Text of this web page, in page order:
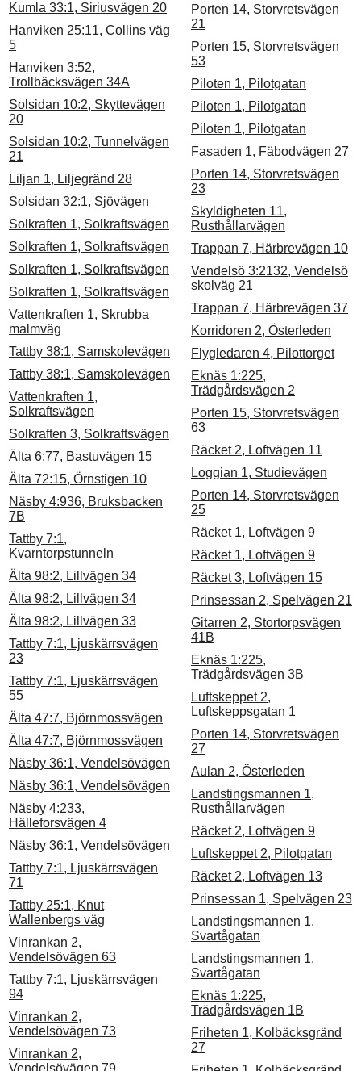
Kumla 33:1, Siriusvägen 20
Hanviken 25:11, Collins väg
5
Hanviken 3:52,
Trollbäcksvägen 34A
Solsidan 10:2, Skyttevägen
20
Solsidan 10:2, Tunnelvägen
21
Liljan 1, Liljegränd 28
Solsidan 32:1, Sjövägen
Solkraften 1, Solkraftsvägen
Solkraften 1, Solkraftsvägen
Solkraften 1, Solkraftsvägen
Solkraften 1, Solkraftsvägen
Vattenkraften 1, Skrubba
malmväg
Tattby 38:1, Samskolevägen
Tattby 38:1, Samskolevägen
Vattenkraften 1,
Solkraftsvägen
Solkraften 3, Solkraftsvägen
Älta 6:77, Bastuvägen 15
Älta 72:15, Örnstigen 10
Näsby 4:936, Bruksbacken
7B
Tattby 7:1,
Kvarntorpstunneln
Älta 98:2, Lillvägen 34
Älta 98:2, Lillvägen 34
Älta 98:2, Lillvägen 33
Tattby 7:1, Ljuskärrsvägen
23
Tattby 7:1, Ljuskärrsvägen
55
Älta 47:7, Björnmossvägen
Älta 47:7, Björnmossvägen
Näsby 36:1, Vendelsövägen
Näsby 36:1, Vendelsövägen
Näsby 4:233,
Hälleforsvägen 4
Näsby 36:1, Vendelsövägen
Tattby 7:1, Ljuskärrsvägen
71
Tattby 25:1, Knut
Wallenbergs väg
Vinrankan 2,
Vendelsövägen 63
Tattby 7:1, Ljuskärrsvägen
94
Vinrankan 2,
Vendelsövägen 73
Vinrankan 2,
Porten 14, Storvretsvägen
21
Porten 15, Storvretsvägen
53
Piloten 1, Pilotgatan
Piloten 1, Pilotgatan
Piloten 1, Pilotgatan
Fasaden 1, Fäbodvägen 27
Porten 14, Storvretsvägen
23
Skyldigheten 11,
Rusthållarvägen
Trappan 7, Härbrevägen 10
Vendelsö 3:2132, Vendelsö
skolväg 21
Trappan 7, Härbrevägen 37
Korridoren 2, Österleden
Flygledaren 4, Pilottorget
Eknäs 1:225,
Trädgårdsvägen 2
Porten 15, Storvretsvägen
63
Räcket 2, Loftvägen 11
Loggian 1, Studievägen
Porten 14, Storvretsvägen
25
Räcket 1, Loftvägen 9
Räcket 1, Loftvägen 9
Räcket 3, Loftvägen 15
Prinsessan 2, Spelvägen 21
Gitarren 2, Stortorpsvägen
41B
Eknäs 1:225,
Trädgårdsvägen 3B
Luftskeppet 2,
Luftskeppsgatan 1
Porten 14, Storvretsvägen
27
Aulan 2, Österleden
Landstingsmannen 1,
Rusthållarvägen
Räcket 2, Loftvägen 9
Luftskeppet 2, Pilotgatan
Räcket 2, Loftvägen 13
Prinsessan 1, Spelvägen 23
Landstingsmannen 1,
Svartågatan
Landstingsmannen 1,
Svartågatan
Eknäs 1:225,
Trädgårdsvägen 1B
Friheten 1, Kolbäcksgränd
27